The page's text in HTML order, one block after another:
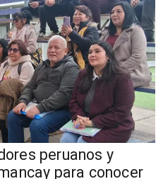
peruanos y
para conocer